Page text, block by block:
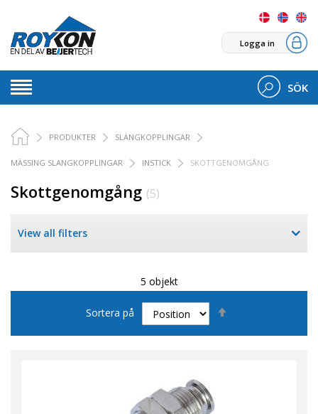
Logga in
SÖK
PRODUKTER SLANGKOPPLINGAR
MÄSSING SLANGKOPPLINGAR INSTICK SKOTTGENOMGÅNG
Skottgenomgång (5)
View all filters
5 objekt
Sortera på